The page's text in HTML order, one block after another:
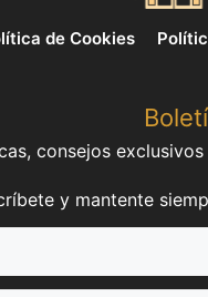
de Cookies
consejos
y mantente